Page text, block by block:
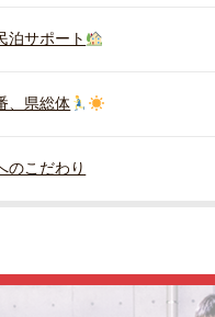
泊サポート
、県総体
のこだわり